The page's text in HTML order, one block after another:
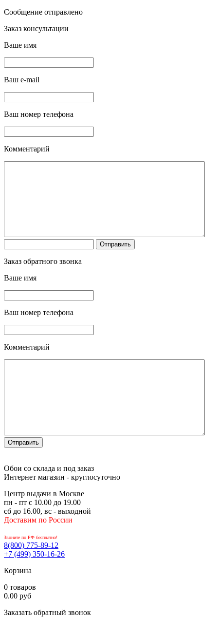
Сообщение отправлено
Заказ консультации
Ваше имя
Ваш e-mail
Ваш номер телефона
Комментарий
Заказ обратного звонка
Ваше имя
Ваш номер телефона
Комментарий
Обои со склада и под заказ
Интернет магазин - круглосуточно
Центр выдачи в Москве
пн - пт с 10.00 до 19.00
сб до 16.00, вс - выходной
Доставим по России
Звоните по РФ бесплатно!
8(800) 775-89-12
+7 (499) 350-16-26
Корзина
0 товаров
0.00 руб
Заказать обратный звонок